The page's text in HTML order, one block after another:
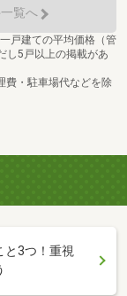
覧へ
戸建ての平均価格（管
し5戸以上の掲載があ
費・駐車場代などを除
と3つ！重視